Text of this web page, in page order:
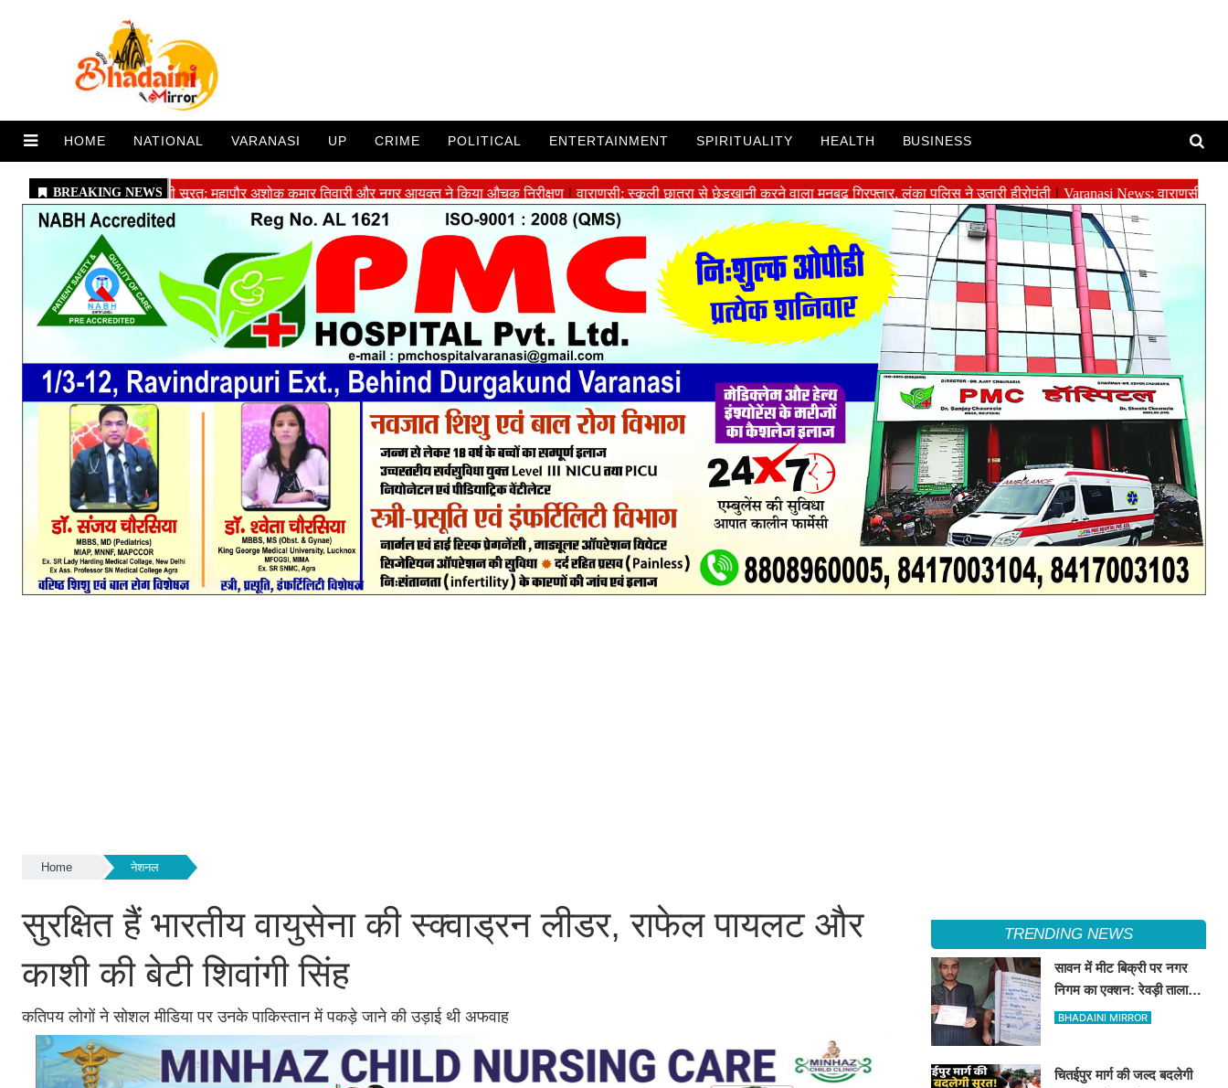
HOME NATIONAL VARANASI UP CRIME POLITICAL ENTERTAINMENT SPIRITUALITY HEALTH BUSINESS
Home नेशनल
सुरक्षित हैं भारतीय वायुसेना की स्क्वाड्रन लीडर, राफेल पायलट और
काशी की बेटी शिवांगी सिंह
कतिपय लोगों ने सोशल मीडिया पर उनके पाकिस्तान में पकड़े जाने की उड़ाई थी अफवाह
TRENDING NEWS
सावन में मीट बिक्री पर नगर
निगम का एक्शन: रेवड़ी तालाब
और पितरकुंडा में 4 दुकानों पर
BHADAINI MIRROR
चितईपुर मार्ग की जल्द बदलेगी